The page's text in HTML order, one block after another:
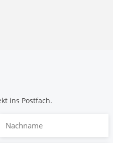
ins Postfach.